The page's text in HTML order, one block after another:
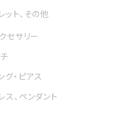
ット、その他
セサリー
グ・ピアス
ス、ペンダント